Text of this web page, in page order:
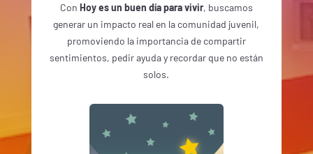
Con Hoy es un buen día para vivir, buscamos
generar un impacto real en la comunidad juvenil,
promoviendo la importancia de compartir
sentimientos, pedir ayuda y recordar que no están
solos.